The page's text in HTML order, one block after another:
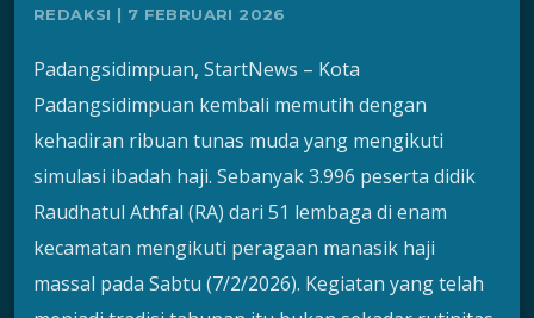
REDAKSI | 7 FEBRUARI 2026
Padangsidimpuan, StartNews – Kota
Padangsidimpuan kembali memutih dengan
kehadiran ribuan tunas muda yang mengikuti
simulasi ibadah haji. Sebanyak 3.996 peserta didik
Raudhatul Athfal (RA) dari 51 lembaga di enam
kecamatan mengikuti peragaan manasik haji
massal pada Sabtu (7/2/2026). Kegiatan yang telah